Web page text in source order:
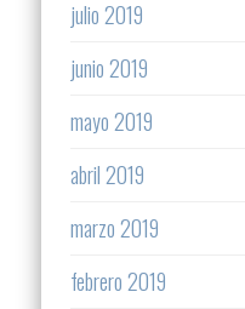
julio 2019
junio 2019
mayo 2019
abril 2019
marzo 2019
febrero 2019